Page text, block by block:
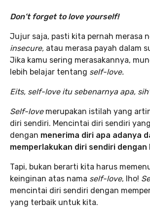
Don’t forget to love yourself!
Jujur saja, pasti kita pernah merasa
insecure, atau merasa payah dalam
Jika kamu sering merasakannya,
lebih belajar tentang self-love.
Eits, self-love itu sebenarnya apa,
Self-lovemerupakan istilah yang
diri sendiri. Mencintai diri sendiri
dengan menerima diri apa adanya
memperlakukan diri sendiri dengan
Tapi, bukan berarti kita harus
keinginan atas nama self-love, lho!
mencintai diri sendiri dengan
yang terbaik untuk kita.